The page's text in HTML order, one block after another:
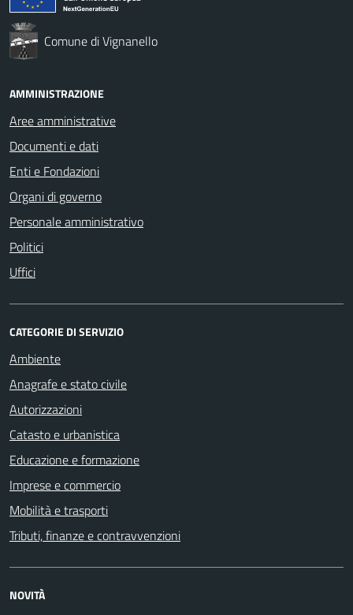
Comune di Vignanello
AMMINISTRAZIONE
Aree amministrative
Documenti e dati
Enti e Fondazioni
Organi di governo
Personale amministrativo
Politici
Uffici
CATEGORIE DI SERVIZIO
Ambiente
Anagrafe e stato civile
Autorizzazioni
Catasto e urbanistica
Educazione e formazione
Imprese e commercio
Mobilità e trasporti
Tributi, finanze e contravvenzioni
NOVITÀ